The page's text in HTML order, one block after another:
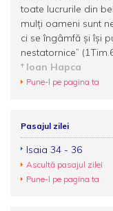
toate lucrurile din
mulți oameni sunt
ci se îngâmfă și își
nestatornice”
Ioan Hapca
Pune-l pe pagina ta
Pasajul zilei
Isaia 34 - 36
Ascultă pasajul zilei
Pune-l pe pagina ta